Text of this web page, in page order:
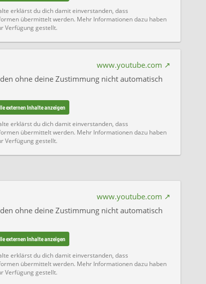
erklärst du dich damit einverstanden, dass
übermittelt werden. Mehr Informationen dazu haben
Verfügung gestellt.
www.youtube.com
ohne deine Zustimmung nicht automatisch
externen Inhalte anzeigen
erklärst du dich damit einverstanden, dass
übermittelt werden. Mehr Informationen dazu haben
Verfügung gestellt.
www.youtube.com
ohne deine Zustimmung nicht automatisch
externen Inhalte anzeigen
erklärst du dich damit einverstanden, dass
übermittelt werden. Mehr Informationen dazu haben
Verfügung gestellt.